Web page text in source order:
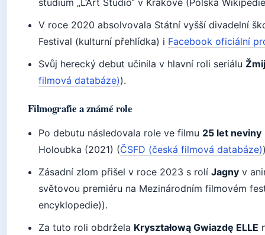
V roce 2020 absolvovala Státní vyšší divadelní
Festival (kulturní přehlídka) i Facebook oficiální
Svůj herecký debut učinila v hlavní roli seriálu
filmová databáze)).
Filmografie a známé role
Po debutu následovala role ve filmu 25 let neviny
Holoubka (2021) (ČSFD (česká filmová databáze)
Zásadní zlom přišel v roce 2023 s rolíJagny v
světovou premiéru na Mezinárodním filmovém
encyklopedie)).
Za tuto roli obdržela Kryształową Gwiazdę ELLE